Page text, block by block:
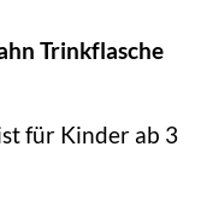
Trinkflasche
für Kinder ab 3